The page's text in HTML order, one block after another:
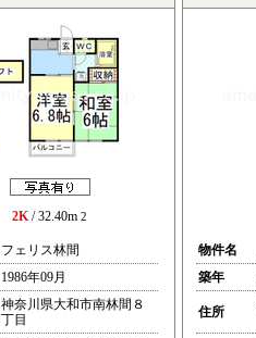
2K/ 32.40m 2
フェリス林間
1986年09月
神奈川県大和市南林間８
丁目
物件名
築年
住所